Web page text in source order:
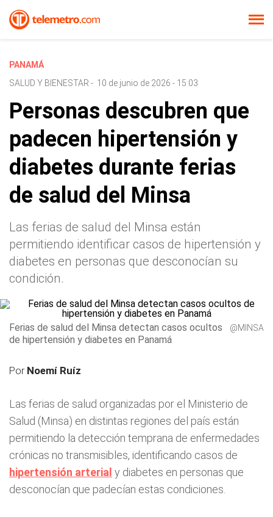
PANAMÁ
SALUD Y BIENESTAR - 10 de junio de 2026 - 15:03
Personas descubren que
padecen hipertensión y
diabetes durante ferias
de salud del Minsa
Las ferias de salud del Minsa están
permitiendo identificar casos de hipertensión y
diabetes en personas que desconocían su
condición.
Ferias de salud del Minsa detectan casos ocultos
de hipertensión y diabetes en Panamá
@MINSA
Por Noemí Ruíz
Las ferias de salud organizadas por el Ministerio de
Salud (Minsa) en distintas regiones del país están
permitiendo la detección temprana de enfermedades
crónicas no transmisibles, identificando casos de
hipertensión arterial y diabetes en personas que
desconocían que padecían estas condiciones.